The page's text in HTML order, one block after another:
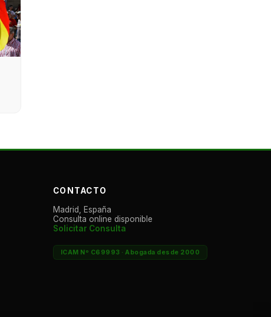
CONTACTO
Madrid, España
Consulta online disponible
Solicitar Consulta
ICAM Nº C69993 · Abogada desde 2000